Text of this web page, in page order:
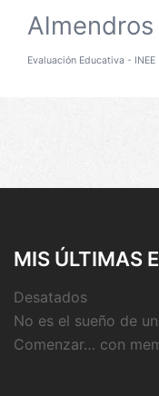
Almendros
Evaluación Educativa - INEE
MIS ÚLTIMAS
Desatados
No es el sueño de
Comenzar… con